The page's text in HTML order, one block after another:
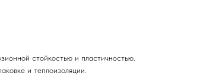
стойкостью и пластичностью.
и теплоизоляции.